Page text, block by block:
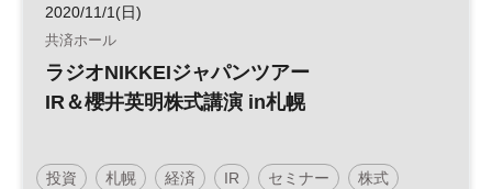
2020/11/1(日)
共済ホール
ラジオNIKKEIジャパンツアー
IR＆櫻井英明株式講演 in札幌
投資 札幌 経済 IR セミナー 株式